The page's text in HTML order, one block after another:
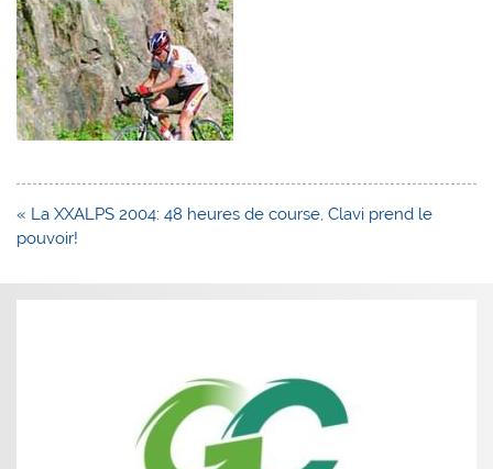
Navigation
de
« La XXALPS 2004: 48 heures de course, Clavi prend le
pouvoir!